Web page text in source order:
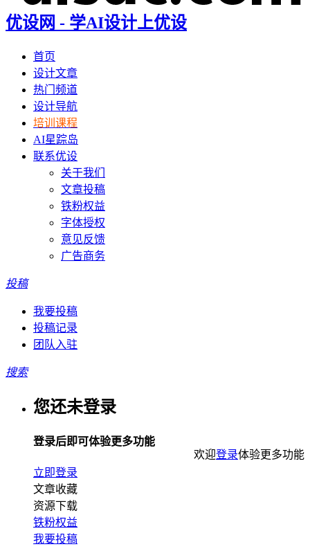
优设网 - 学AI设计上优设
首页
设计文章
热门频道
设计导航
培训课程
AI星踪岛
联系优设
关于我们
文章投稿
铁粉权益
字体授权
意见反馈
广告商务
投稿
我要投稿
投稿记录
团队入驻
搜索
您还未登录
登录后即可体验更多功能
立即登录
文章收藏
资源下载
铁粉权益
我要投稿
欢迎登录体验更多功能